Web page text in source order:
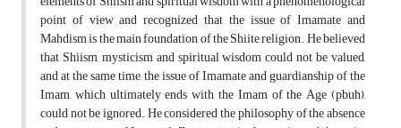
point of view and recognized that the issue of Imamate and
Mahdism is the main foundation of the Shiite religion. He believed
that Shiism, mysticism and spiritual wisdom could not be valued,
and at the same time, the issue of Imamate and guardianship of the
Imam, which ultimately ends with the Imam of the Age (pbuh),
could not be ignored. He considered the philosophy of the absence